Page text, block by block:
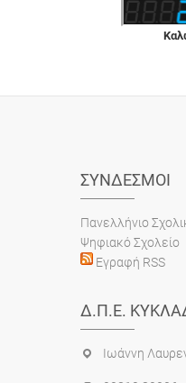
ΣΎΝΔΕΣΜΟΙ
Πανελλήνιο
Ψηφιακό Σχολείο
Εγραφή RSS
Δ.Π.Ε.
Ιωάννη